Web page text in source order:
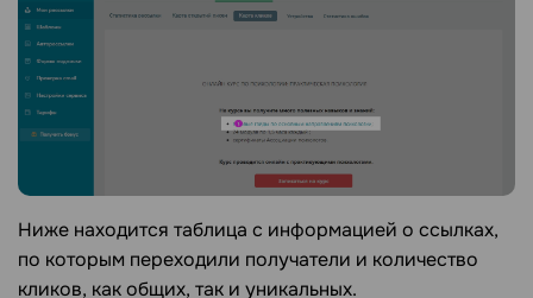
Ниже находится таблица с информацией о ссылках,
по которым переходили получатели и количество
кликов, как общих, так и уникальных.